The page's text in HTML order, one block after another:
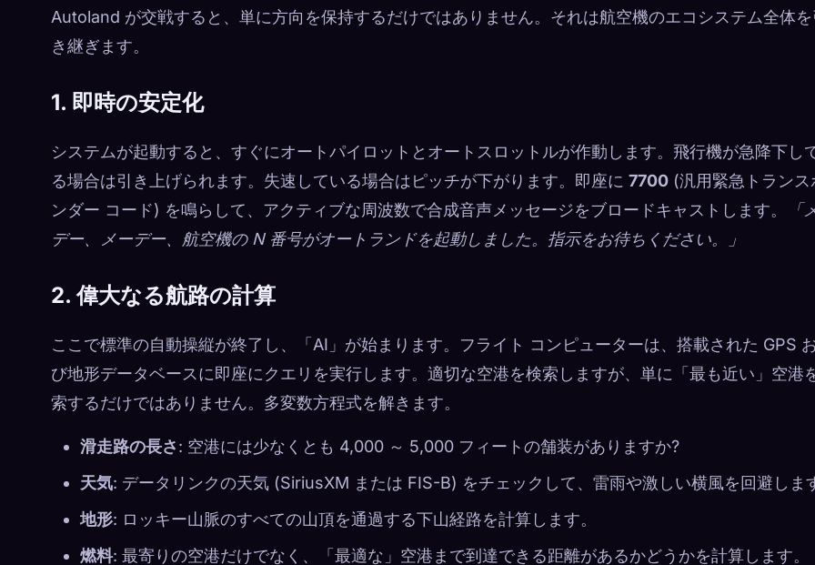
Autoland が交戦すると、単に方向を保持するだけではありません。それは航空機のエコシステム全体を
き継ぎます。
1. 即時の安定化
システムが起動すると、すぐにオートパイロットとオートスロットルが作動します。飛行機が急降下し
る場合は引き上げられます。失速している場合はピッチが下がります。即座に 7700 (汎用緊急トランス
ンダー コード) を鳴らして、アクティブな周波数で合成音声メッセージをブロードキャストします。
「
デー、メーデー、航空機の N 番号がオートランドを起動しました。指示をお待ちください。」
2. 偉大なる航路の計算
ここで標準の自動操縦が終了し、「AI」が始まります。フライト コンピューターは、搭載された GPS
び地形データベースに即座にクエリを実行します。適切な空港を検索しますが、単に「最も近い」空港
索するだけではありません。多変数方程式を解きます。
滑走路の長さ: 空港には少なくとも 4,000 ～ 5,000 フィートの舗装がありますか?
天気: データリンクの天気 (SiriusXM または FIS-B) をチェックして、雷雨や激しい横風を回避しま
地形: ロッキー山脈のすべての山頂を通過する下山経路を計算します。
燃料: 最寄りの空港だけでなく、「最適な」空港まで到達できる距離があるかどうかを計算します。